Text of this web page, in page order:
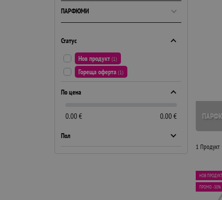
1 Продукт
НОВ
ПРОМО -30%
ПАРФЮМИ
Статус
Нов продукт (1)
Гореща оферта (1)
По цена
0.00 € 0.00 €
Пол